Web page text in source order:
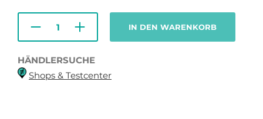
IN DEN WARENKORB
HÄNDLERSUCHE
Shops & Testcenter